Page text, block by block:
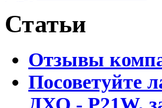
Статьи
Отзывы
Посоветуйте